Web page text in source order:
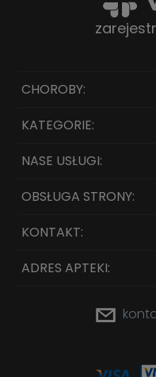
CHOROBY:
KATEGORIE:
NASE USŁUGI:
OBSŁUGA STRONY:
KONTAKT:
ADRES APTEKI: